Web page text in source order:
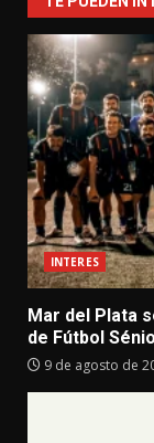
INTERES
Mar del Plata
de Fútbol
9 de agosto de